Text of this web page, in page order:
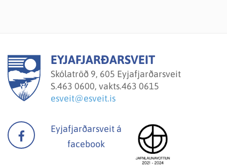
EYJAFJARÐARSVEIT
Skólatröð 9, 605 Eyjafjarðarsveit
S.463 0600, vakts.463 0615
esveit@esveit.is
Eyjafjarðarsveit á
facebook